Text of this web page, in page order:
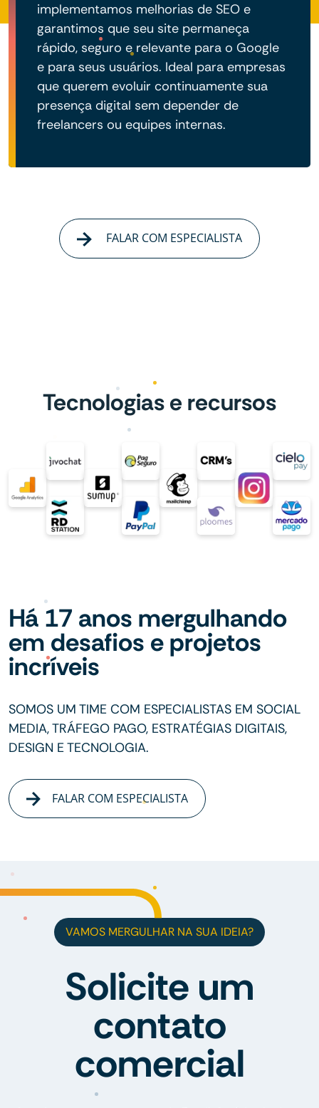
implementamos melhorias de SEO e
garantimos que seu site permaneça
rápido, seguro e relevante para o Google
e para seus usuários. Ideal para empresas
que querem evoluir continuamente sua
presença digital sem depender de
freelancers ou equipes internas.
FALAR COM ESPECIALISTA
Tecnologias e recursos
Há 17 anos mergulhando
em desafios e projetos
incríveis
SOMOS UM TIME COM ESPECIALISTAS EM SOCIAL
MEDIA, TRÁFEGO PAGO, ESTRATÉGIAS DIGITAIS,
DESIGN E TECNOLOGIA.
FALAR COM ESPECIALISTA
VAMOS MERGULHAR NA SUA IDEIA?
Solicite um
contato
comercial